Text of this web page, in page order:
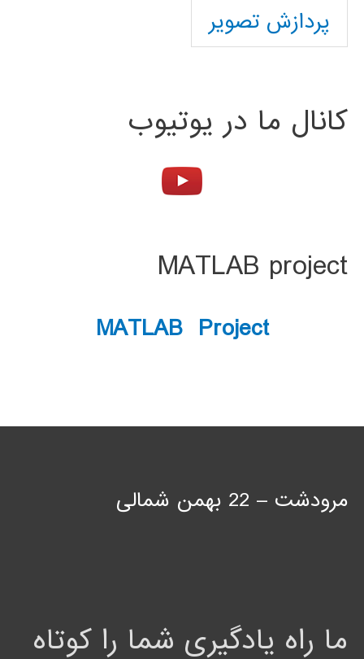
پردازش تصویر
کانال ما در یوتیوب
MATLAB project
MATLAB Project
مرودشت – 22 بهمن شمالی
ما راه یادگیری شما را کوتاه